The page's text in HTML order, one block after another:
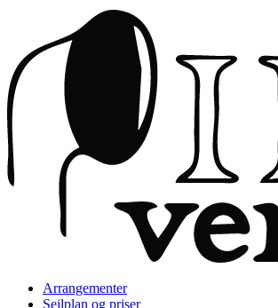
Arrangementer
Sejlplan og priser